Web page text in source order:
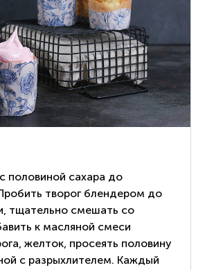
половиной сахара до
творог блендером до
тщательно смешать со
к масляной смеси
желток, просеять половину
с разрыхлителем. Каждый